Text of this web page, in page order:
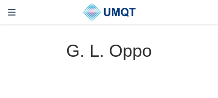
G. L. Oppo